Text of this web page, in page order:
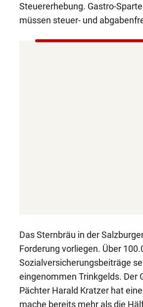
Steuererhebung. Gastro-
müssen steuer- und
Das Sternbräu in der
Forderung vorliegen. Über
Sozialversicherungsbeiträge
eingenommen Trinkgelds. Der
Pächter Harald Kratzer hat
mache bereits mehr als die